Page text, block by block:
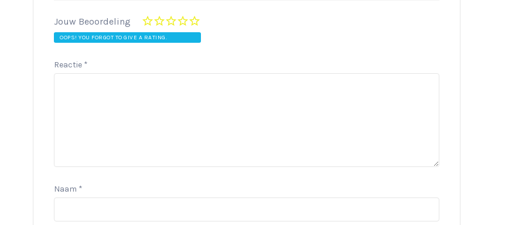
Jouw Beoordeling
OOPS! YOU FORGOT TO GIVE A RATING.
Reactie *
Naam *